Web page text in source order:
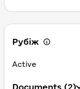
Рубіж
Active
Documents (2)